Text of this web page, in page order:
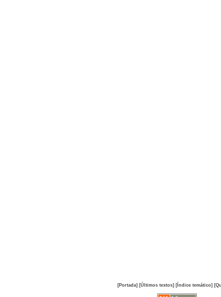
[Portada] [Últimos textos] [Índice temático]